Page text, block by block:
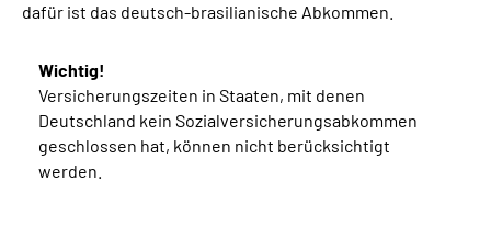
dafür ist das deutsch-brasilianische Abkommen.
Wichtig!
Versicherungszeiten in Staaten, mit denen
Deutschland kein Sozialversicherungsabkommen
geschlossen hat, können nicht berücksichtigt
werden.